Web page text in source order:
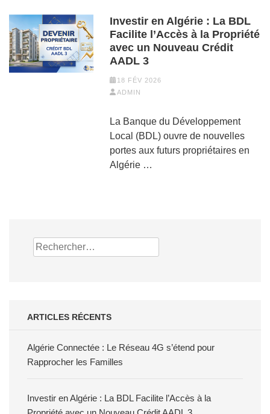
Investir en Algérie : La BDL
Facilite l’Accès à la Propriété
avec un Nouveau Crédit
AADL 3
18 FÉV 2026
ADMIN
La Banque du Développement
Local (BDL) ouvre de nouvelles
portes aux futurs propriétaires en
Algérie …
Rechercher :
ARTICLES RÉCENTS
Algérie Connectée : Le Réseau 4G s’étend pour
Rapprocher les Familles
Investir en Algérie : La BDL Facilite l’Accès à la